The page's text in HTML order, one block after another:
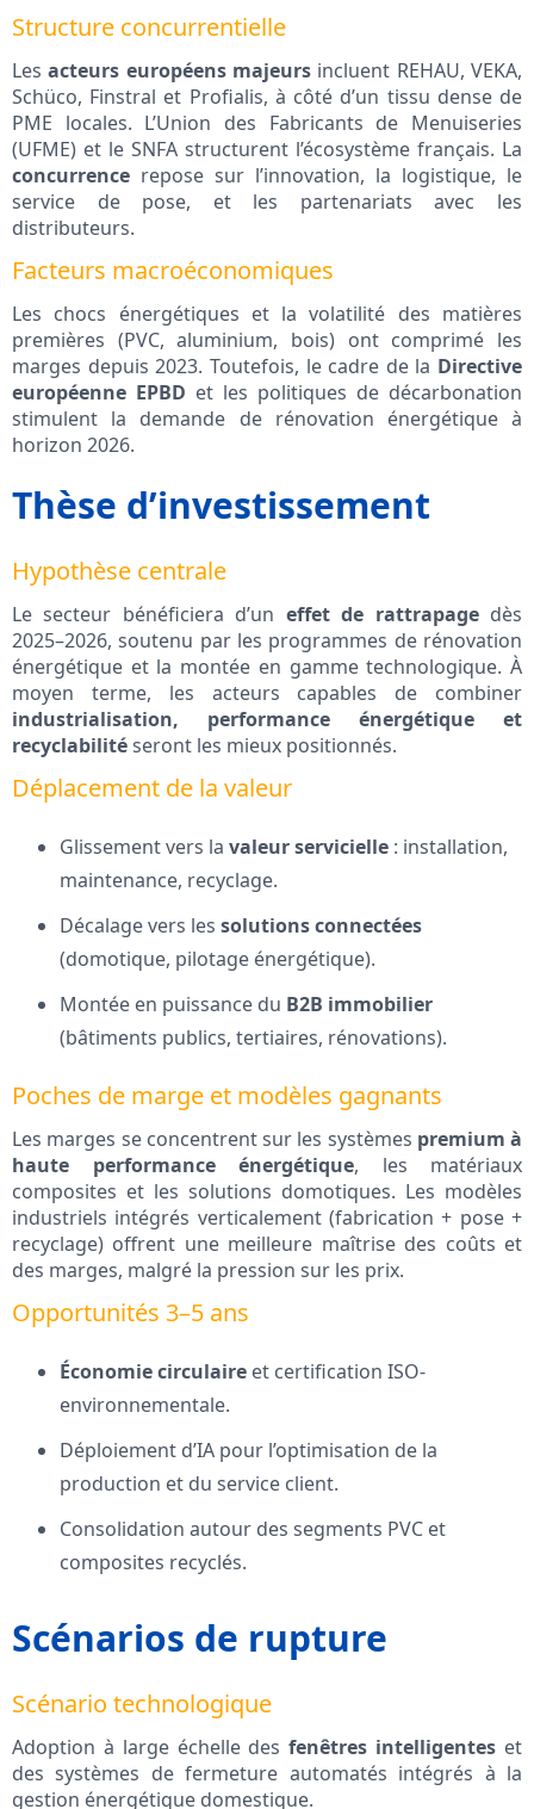
Structure concurrentielle
Lesacteurs européens majeurs incluent REHAU, VEKA,
Schüco, Finstral et Profialis, à côté d’un tissu dense de
PME locales. L’Union des Fabricants de Menuiseries
(UFME) et le SNFA structurent l’écosystème français. La
concurrence repose sur l’innovation, la logistique, le
service de pose, et les partenariats avec les
distributeurs.
Facteurs macroéconomiques
Les chocs énergétiques et la volatilité des matières
premières (PVC, aluminium, bois) ont comprimé les
marges depuis 2023. Toutefois, le cadre de la Directive
européenne EPBD et les politiques de décarbonation
stimulent la demande de rénovation énergétique à
horizon 2026.
Thèse d’investissement
Hypothèse centrale
Le secteur bénéficiera d’un effet de rattrapagedès
2025–2026, soutenu par les programmes de rénovation
énergétique et la montée en gamme technologique. À
moyen terme, les acteurs capables de combiner
industrialisation, performance énergétique et
recyclabilitéseront les mieux positionnés.
Déplacement de la valeur
Glissement vers la valeur servicielle : installation,
maintenance, recyclage.
Décalage vers les solutions connectées
(domotique, pilotage énergétique).
Montée en puissance du B2B immobilier
(bâtiments publics, tertiaires, rénovations).
Poches de marge et modèles gagnants
Les marges se concentrent sur les systèmes premium à
haute performance énergétique, les matériaux
composites et les solutions domotiques. Les modèles
industriels intégrés verticalement (fabrication + pose +
recyclage) offrent une meilleure maîtrise des coûts et
des marges, malgré la pression sur les prix.
Opportunités 3–5 ans
Économie circulaire et certification ISO-
environnementale.
Déploiement d’IA pour l’optimisation de la
production et du service client.
Consolidation autour des segments PVC et
composites recyclés.
Scénarios de rupture
Scénario technologique
Adoption à large échelle desfenêtres intelligentes et
des systèmes de fermeture automatés intégrés à la
gestion énergétique domestique.